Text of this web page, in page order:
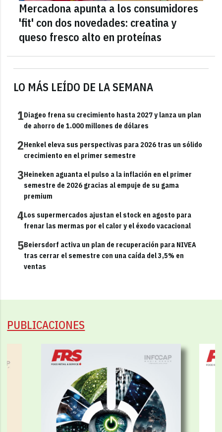
LO MÁS LEÍDO DE LA SEMANA
1Diageo frena su crecimiento hasta 2027 y lanza un plan
de ahorro de 1.000 millones de dólares
2Henkel eleva sus perspectivas para 2026 tras un sólido
crecimiento en el primer semestre
3Heineken aguanta el pulso a la inflación en el primer
semestre de 2026 gracias al empuje de su gama
premium
4Los supermercados ajustan el stock en agosto para
frenar las mermas por el calor y el éxodo vacacional
5Beiersdorf activa un plan de recuperación para NIVEA
tras cerrar el semestre con una caída del 3,5% en
ventas
Mercadona apunta a los consumidores
'fit' con dos novedades: creatina y
queso fresco alto en proteínas
PUBLICACIONES